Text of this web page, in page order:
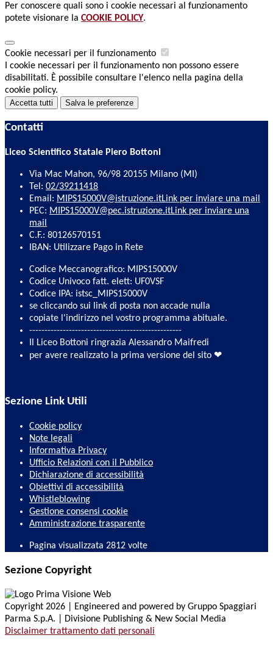
Per conoscere quali sono i cookie necessari al funzionamento
potete visionare la COOKIE POLICY.
Cookie necessari per il funzionamento
I cookie necessari per il funzionamento non possono essere
disabilitati. È possibile consultare l'elenco nella pagina della
cookie policy.
Accetta tutti Salva le preferenze
Contatti
Liceo Scientifico Statale Piero Bottoni
Via Mac Mahon, 96/98 20155 Milano (MI)
Tel: 02/39211418
Email: MIPS15000V@istruzione.itLink per inviare una mail
PEC: MIPS15000V@pec.istruzione.itLink per inviare una
mail
C.F.: 80126570151
IBAN: Utilizzare Pago in Rete
Codice Meccanografico: MIPS15000V
Codice Univoco fatt. elett: UF0VSF
Codice IPA: istsc_MIPS15000V
se cliccando sui link di posta non accade nulla
copiate l'indirizzo nel vostro programma abituale.
--------------------------------------------------
Il Liceo Bottoni ringrazia Alessandro Maifredi
per avere realizzato la prima versione del sito ❤
Sezione Link Utili
Cookie policy
Note legali
Informativa Privacy
Ufficio Relazioni con il Pubblico
Dichiarazione di accessibilità
Obiettivi di accessibilità
Whistleblowing
Gestione consensi cookie
Amministrazione trasparente
Pagina visualizzata 2812 volte
Sezione Copyright
Copyright 2026 | Engineered and powered by Gruppo Spaggiari
Parma S.p.A. | Divisione Publishing & New Social Media
Disclaimer trattamento dati personali